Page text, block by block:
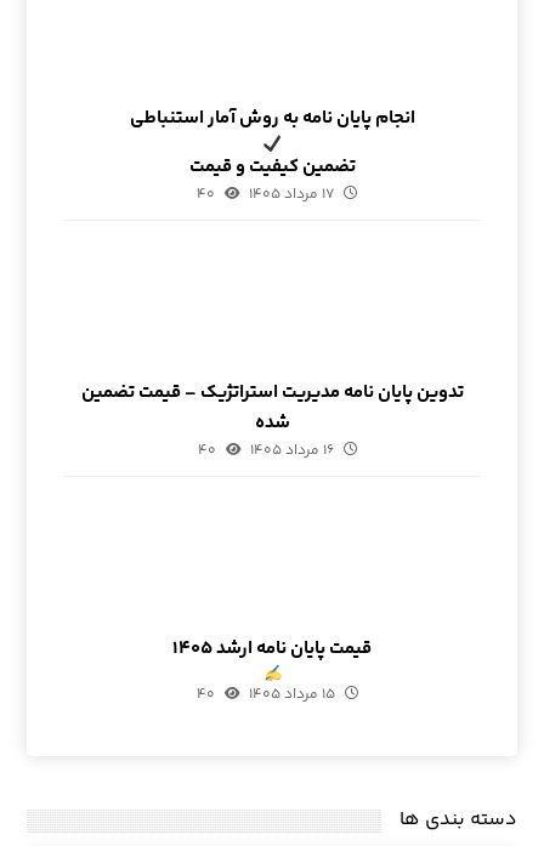
انجام پایان نامه به روش آمار استنباطی
تضمین کیفیت و قیمت
۱۷ مرداد ۱۴۰۵ ۴۰
تدوین پایان نامه مدیریت استراتژیک – قیمت تضمین
شده
۱۶ مرداد ۱۴۰۵ ۴۰
قیمت پایان نامه ارشد ۱۴۰۵
۱۵ مرداد ۱۴۰۵ ۴۰
دسته بندی ها